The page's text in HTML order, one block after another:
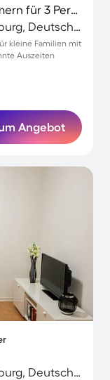
Ferienwohnung mit 2 Schlafzimmern für 3 Personen
Remseck am Neckar, Ludwigsburg, Deutschland
kleine Familien mit
Auszeiten
Angebot
Remseck am Neckar, Ludwigsburg, Deutschland